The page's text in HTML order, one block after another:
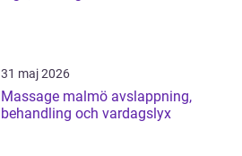
31 maj 2026
Massage malmö avslappning,
behandling och vardagslyx